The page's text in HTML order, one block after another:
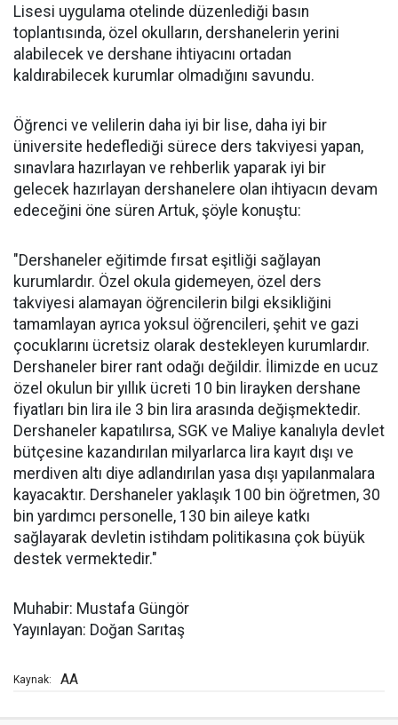
Lisesi uygulama otelinde düzenlediği basın
toplantısında, özel okulların, dershanelerin yerini
alabilecek ve dershane ihtiyacını ortadan
kaldırabilecek kurumlar olmadığını savundu.
Öğrenci ve velilerin daha iyi bir lise, daha iyi bir
üniversite hedeflediği sürece ders takviyesi yapan,
sınavlara hazırlayan ve rehberlik yaparak iyi bir
gelecek hazırlayan dershanelere olan ihtiyacın devam
edeceğini öne süren Artuk, şöyle konuştu:
"Dershaneler eğitimde fırsat eşitliği sağlayan
kurumlardır. Özel okula gidemeyen, özel ders
takviyesi alamayan öğrencilerin bilgi eksikliğini
tamamlayan ayrıca yoksul öğrencileri, şehit ve gazi
çocuklarını ücretsiz olarak destekleyen kurumlardır.
Dershaneler birer rant odağı değildir. İlimizde en ucuz
özel okulun bir yıllık ücreti 10 bin lirayken dershane
fiyatları bin lira ile 3 bin lira arasında değişmektedir.
Dershaneler kapatılırsa, SGK ve Maliye kanalıyla devlet
bütçesine kazandırılan milyarlarca lira kayıt dışı ve
merdiven altı diye adlandırılan yasa dışı yapılanmalara
kayacaktır. Dershaneler yaklaşık 100 bin öğretmen, 30
bin yardımcı personelle, 130 bin aileye katkı
sağlayarak devletin istihdam politikasına çok büyük
destek vermektedir."
Muhabir: Mustafa Güngör
Yayınlayan: Doğan Sarıtaş
Kaynak: AA